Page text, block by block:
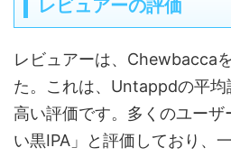
レビュアーの評価
レビュアーは、Chewbacca
た。これは、Untappdの平
高い評価です。多くのユーザ
い黒IPA」と評価しており、